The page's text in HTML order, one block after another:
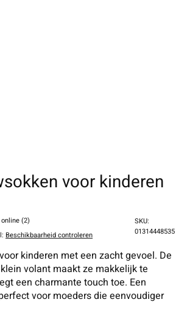
voor kinderen
(2)
: Beschikbaarheid controleren
SKU:
01314448535
kinderen met een zacht gevoel. De
volant maakt ze makkelijk te
een charmante touch toe. Een
voor moeders die eenvoudiger